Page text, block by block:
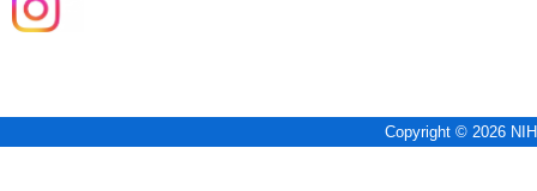
Copyright © 2026